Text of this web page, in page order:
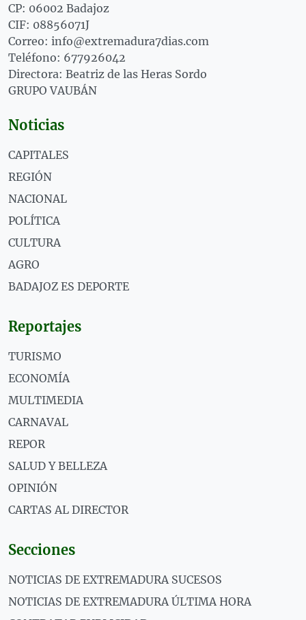
CP: 06002 Badajoz
CIF: 08856071J
Correo: info@extremadura7dias.com
Teléfono: 677926042
Directora: Beatriz de las Heras Sordo
GRUPO VAUBÁN
Noticias
CAPITALES
REGIÓN
NACIONAL
POLÍTICA
CULTURA
AGRO
BADAJOZ ES DEPORTE
Reportajes
TURISMO
ECONOMÍA
MULTIMEDIA
CARNAVAL
REPOR
SALUD Y BELLEZA
OPINIÓN
CARTAS AL DIRECTOR
Secciones
NOTICIAS DE EXTREMADURA SUCESOS
NOTICIAS DE EXTREMADURA ÚLTIMA HORA